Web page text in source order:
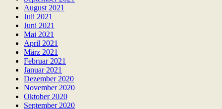
August 2021
Juli 2021
Juni 2021
Mai 2021
April 2021
März 2021
Februar 2021
Januar 2021
Dezember 2020
November 2020
Oktober 2020
September 2020